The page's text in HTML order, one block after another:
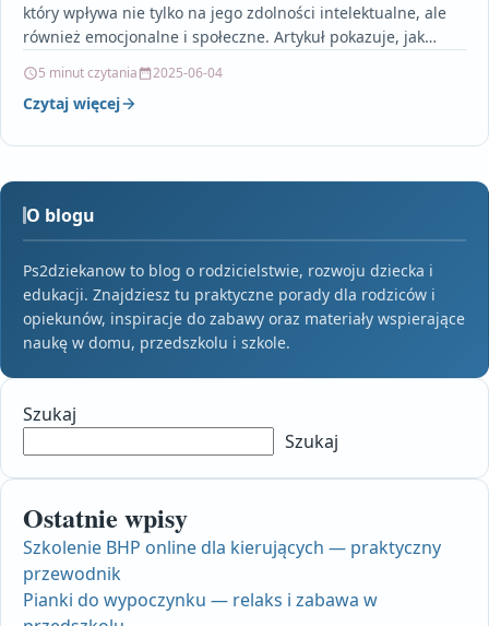
który wpływa nie tylko na jego zdolności intelektualne, ale
również emocjonalne i społeczne. Artykuł pokazuje, jak
5 minut czytania 2025-06-04
Czytaj więcej
O blogu
Ps2dziekanow to blog o rodzicielstwie, rozwoju dziecka i
edukacji. Znajdziesz tu praktyczne porady dla rodziców i
opiekunów, inspiracje do zabawy oraz materiały wspierające
naukę w domu, przedszkolu i szkole.
Szukaj
Szukaj
Ostatnie wpisy
Szkolenie BHP online dla kierujących — praktyczny
przewodnik
Pianki do wypoczynku — relaks i zabawa w